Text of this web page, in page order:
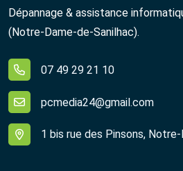
Dépannage & assistance
(Notre‑Dame‑de‑Sanilhac).
07 49 29 21 10
pcmedia24@gmail.com
1 bis rue des Pinsons,